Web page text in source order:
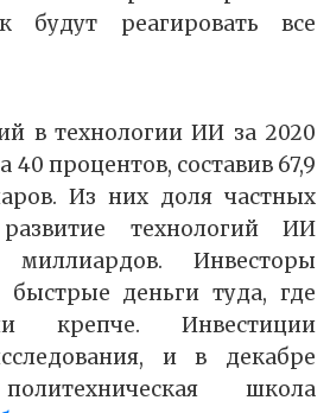
будут реагировать все
в технологии ИИ за 2020
40 процентов, составив 67,9
Из них доля частных
технологий ИИ
Инвесторы
деньги туда, где
крепче. Инвестиции
и в декабре
школа